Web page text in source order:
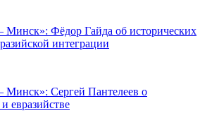
Минск»: Фёдор Гайда об исторических
интеграции
Минск»: Сергей Пантелеев о
евразийстве